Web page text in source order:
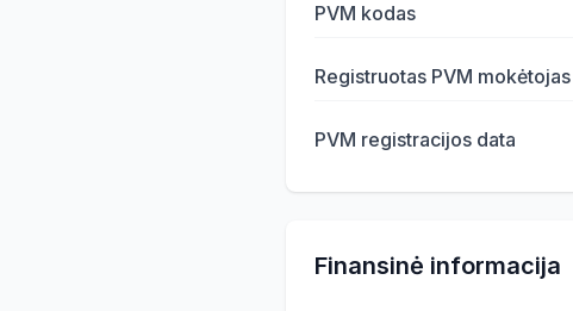
PVM kodas
Registruotas PVM mokėtojas
PVM registracijos data
Finansinė informacija